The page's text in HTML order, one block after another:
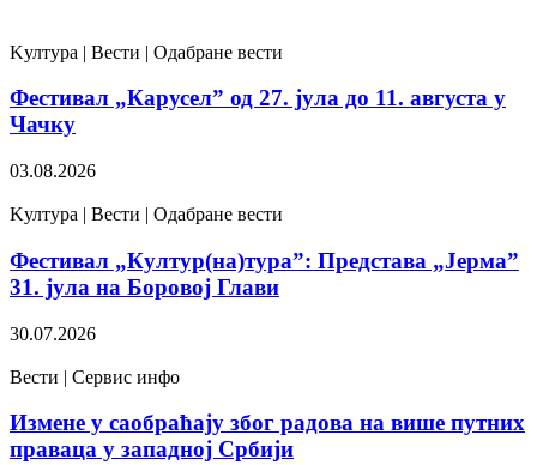
Kултура | Вести | Одабране вести
Фестивал „Карусел” од 27. јула до 11. августа у
Чачку
03.08.2026
Kултура | Вести | Одабране вести
Фестивал „Култур(на)тура”: Представа „Јерма”
31. јула на Боровој Глави
30.07.2026
Вести | Сервис инфо
Измене у саобраћају због радова на више путних
праваца у западној Србији